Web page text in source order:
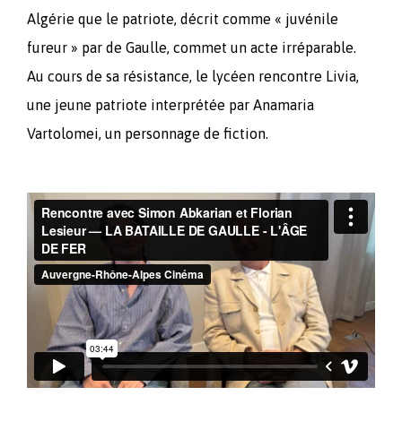
Algérie que le patriote, décrit comme « juvénile
fureur » par de Gaulle, commet un acte irréparable.
Au cours de sa résistance, le lycéen rencontre Livia,
une jeune patriote interprétée par Anamaria
Vartolomei, un personnage de fiction.